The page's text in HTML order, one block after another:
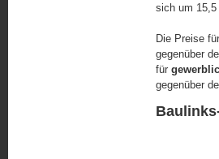
sich um 15,5
Die Preise für
gegenüber
für
gegenüber